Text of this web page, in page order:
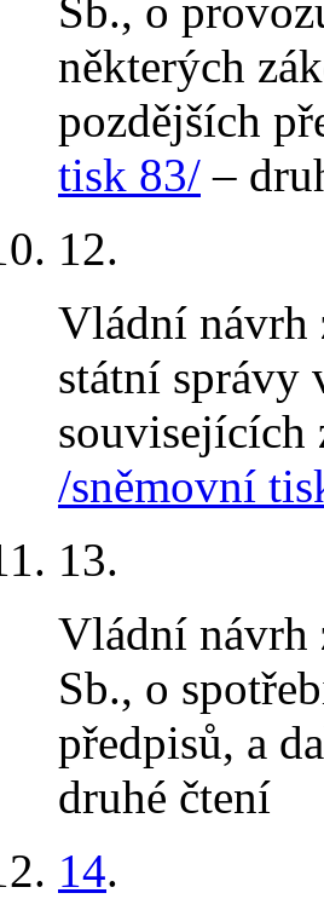
Sb., o
některých
pozdějších
tisk 83/ –
12.
Vládní návrh
státní správy
souvisejících
/sněmovní
13.
Vládní návrh
Sb., o
předpisů, a
druhé čtení
14.